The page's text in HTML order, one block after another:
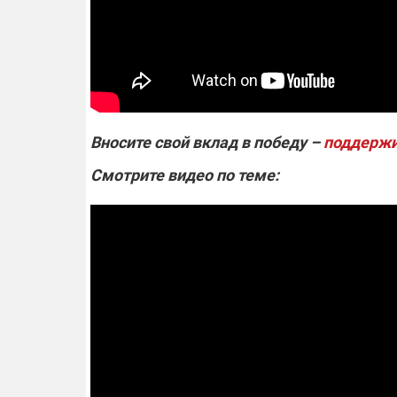
Вносите свой вклад в победу –
Смотрите видео по теме: